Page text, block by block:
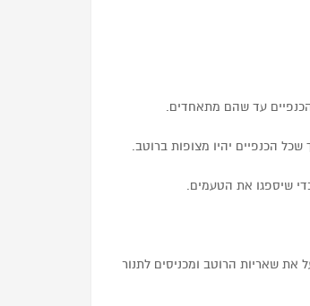
עד שהם מתאחדים.
הכנפיים יהיו מצופות ברוטב.
שיספגו את הטעמים.
את שאריות הרוטב ומכניסים לתנור